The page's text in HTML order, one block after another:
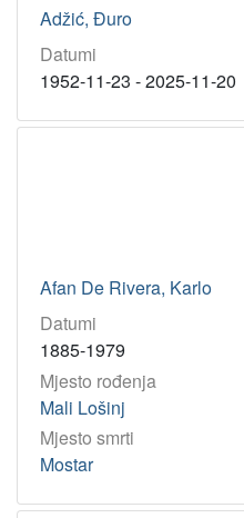
Adžić, Đuro
Datumi
1952-11-23 - 2025-11-20
Afan De Rivera, Karlo
Datumi
1885-1979
Mjesto rođenja
Mali Lošinj
Mjesto smrti
Mostar